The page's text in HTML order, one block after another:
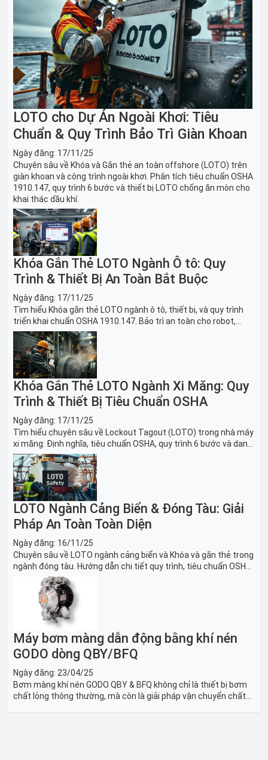
LOTO cho Dự Án Ngoài Khơi: Tiêu
Chuẩn & Quy Trình Bảo Trì Giàn Khoan
Ngày đăng: 17/11/25
Chuyên sâu về Khóa và Gắn thẻ an toàn offshore (LOTO) trên
giàn khoan và công trình ngoài khơi. Phân tích tiêu chuẩn OSHA
1910.147, quy trình 6 bước và thiết bị LOTO chống ăn mòn cho
khai thác dầu khí.
Khóa Gắn Thẻ LOTO Ngành Ô tô: Quy
Trình & Thiết Bị An Toàn Bắt Buộc
Ngày đăng: 17/11/25
Tìm hiểu Khóa gắn thẻ LOTO ngành ô tô, thiết bị, và quy trình
triển khai chuẩn OSHA 1910.147. Bảo trì an toàn cho robot,
băng tải sản xuất ô tô và dây chuyền lắp ráp xe hơi.
Khóa Gắn Thẻ LOTO Ngành Xi Măng: Quy
Trình & Thiết Bị Tiêu Chuẩn OSHA
Ngày đăng: 17/11/25
Tìm hiểu chuyên sâu về Lockout Tagout (LOTO) trong nhà máy
xi măng: Định nghĩa, tiêu chuẩn OSHA, quy trình 6 bước và danh
sách thiết bị LOTO thiết yếu. Giải pháp bảo trì lò nung, máy
nghiền an toàn.
LOTO Ngành Cảng Biển & Đóng Tàu: Giải
Pháp An Toàn Toàn Diện
Ngày đăng: 16/11/25
Chuyên sâu về LOTO ngành cảng biển và Khóa và gắn thẻ trong
ngành đóng tàu. Hướng dẫn chi tiết quy trình, tiêu chuẩn OSHA,
thiết bị và Giải pháp LOTO trong công nghiệp đóng tàu toàn
Máy bơm màng dẫn động bằng khí nén
GODO dòng QBY/BFQ
Ngày đăng: 23/04/25
Bơm màng khí nén GODO QBY & BFQ không chỉ là thiết bị bơm
chất lỏng thông thường, mà còn là giải pháp vận chuyển chất